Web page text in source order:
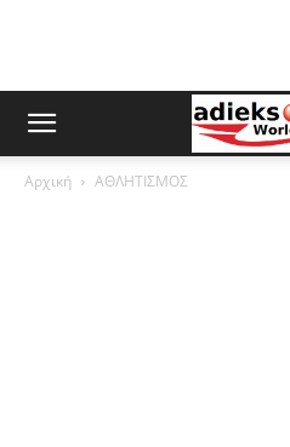
Αρχική ΑΘΛΗΤΙΣΜΟΣ